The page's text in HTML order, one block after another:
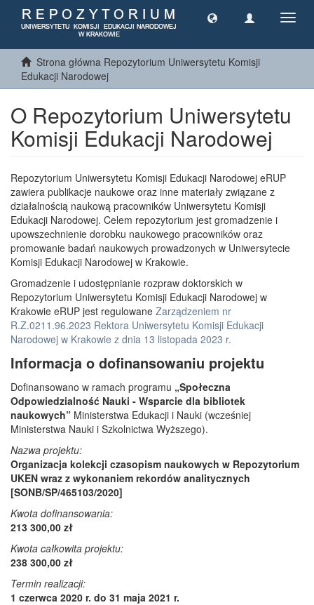
Strona główna Repozytorium Uniwersytetu Komisji
Edukacji Narodowej
O Repozytorium Uniwersytetu
Komisji Edukacji Narodowej
Repozytorium Uniwersytetu Komisji Edukacji Narodowej eRUP
zawiera publikacje naukowe oraz inne materiały związane z
działalnością naukową pracowników Uniwersytetu Komisji
Edukacji Narodowej. Celem repozytorium jest gromadzenie i
upowszechnienie dorobku naukowego pracowników oraz
promowanie badań naukowych prowadzonych w Uniwersytecie
Komisji Edukacji Narodowej w Krakowie.
Gromadzenie i udostępnianie rozpraw doktorskich w
Repozytorium Uniwersytetu Komisji Edukacji Narodowej w
Krakowie eRUP jest regulowane Zarządzeniem nr
R.Z.0211.96.2023 Rektora Uniwersytetu Komisji Edukacji
Narodowej w Krakowie z dnia 13 listopada 2023 r.
Informacja o dofinansowaniu projektu
Dofinansowano w ramach programu „Społeczna
Odpowiedzialność Nauki - Wsparcie dla bibliotek
naukowych” Ministerstwa Edukacji i Nauki (wcześniej
Ministerstwa Nauki i Szkolnictwa Wyższego).
Nazwa projektu:
Organizacja kolekcji czasopism naukowych w Repozytorium
UKEN wraz z wykonaniem rekordów analitycznych
[SONB/SP/465103/2020]
Kwota dofinansowania:
213 300,00 zł
Kwota całkowita projektu:
238 300,00 zł
Termin realizacji:
1 czerwca 2020 r. do 31 maja 2021 r.